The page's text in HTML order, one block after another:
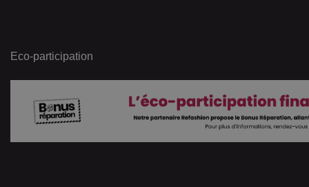
Eco-participation